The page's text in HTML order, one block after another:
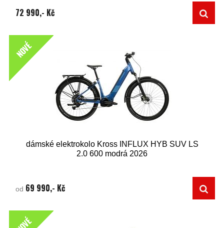
72 990,- Kč
NOVÉ
dámské elektrokolo Kross INFLUX HYB SUV LS
2.0 600 modrá 2026
od 69 990,- Kč